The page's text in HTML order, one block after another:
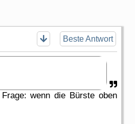
Beste Antwort
wenn die Bürste oben